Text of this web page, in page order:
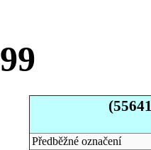
Předběžné označení